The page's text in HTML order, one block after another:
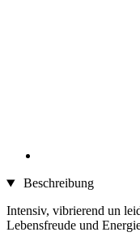
Beschreibung
Intensiv, vibrierend un
Lebensfreude und